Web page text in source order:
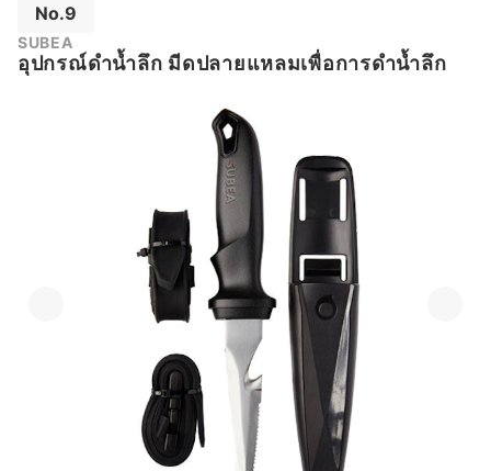
No.9
SUBEA
อุปกรณ์ดำน้ำลึก มีดปลายแหลมเพื่อการดำน้ำลึก